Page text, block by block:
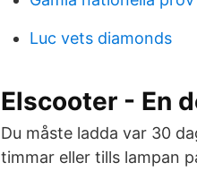
Luc vets diamonds
Elscooter - En
Du måste ladda var 30
timmar eller tills lampan